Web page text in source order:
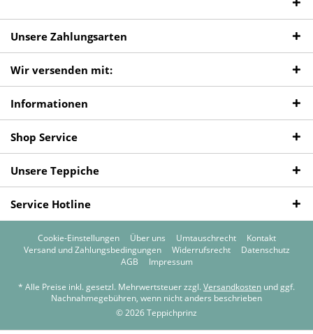
Unsere Zahlungsarten
Wir versenden mit:
Informationen
Shop Service
Unsere Teppiche
Service Hotline
Cookie-Einstellungen Über uns Umtauschrecht
Kontakt
Versand und Zahlungsbedingungen
Widerrufsrecht
Datenschutz
AGB
Impressum
* Alle Preise inkl. gesetzl. Mehrwertsteuer zzgl. Versandkosten und ggf.
Nachnahmegebühren, wenn nicht anders beschrieben
© 2026 Teppichprinz